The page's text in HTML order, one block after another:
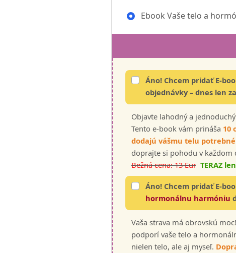
Ebook Vaše telo a
Áno! Chcem pridať E-
objednávky – dnes len za
Objavte lahodný a
Tento e-book vám prináša 10
dodajú vášmu telu
doprajte si pohodu v každom
Bežná cena: 13 Eur TERAZ
Áno! Chcem pridať E-
hormonálnu harmóniu
Vaša strava má obrovskú
podporí vaše telo a
nielen telo, ale aj myseľ.